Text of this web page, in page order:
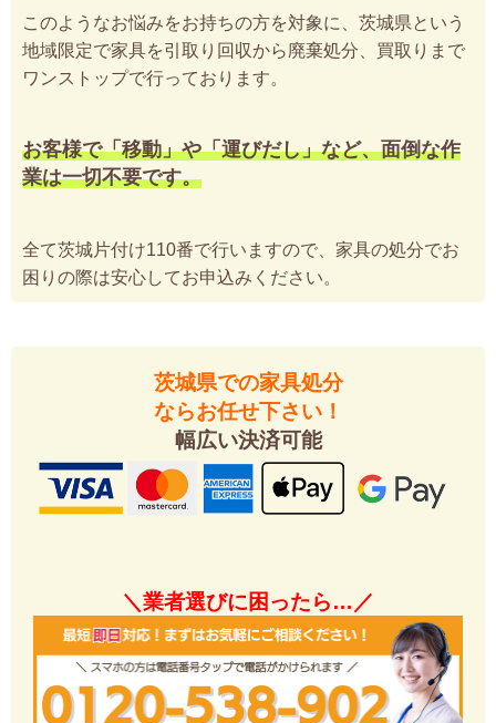
このようなお悩みをお持ちの方を対象に、茨城県という
地域限定で家具を引取り回収から廃棄処分、買取りまで
ワンストップで行っております。
お客様で「移動」や「運びだし」など、面倒な作
業は一切不要です。
全て茨城片付け110番で行いますので、家具の処分でお
困りの際は安心してお申込みください。
茨城県での家具処分
ならお任せ下さい！
幅広い決済可能
＼業者選びに困ったら…／